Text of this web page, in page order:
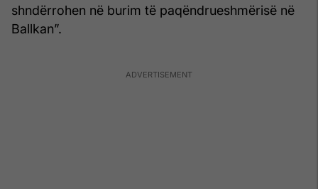
shndërrohen në burim të paqëndrueshmërisë në
Ballkan”.